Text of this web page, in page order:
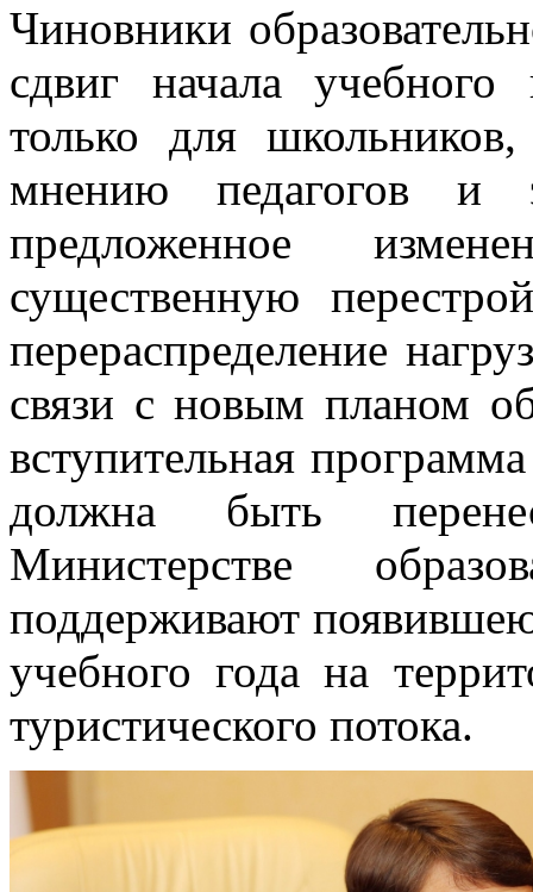
Чиновники
сдвиг начала учебного
только для
мнению педагогов и
предложенное
существенную
перераспределение
связи с новым планом
вступительная
должна быть
Министерстве
поддерживают
учебного года на
туристического потока.